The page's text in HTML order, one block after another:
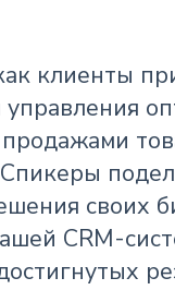
клиенты
управления
своих
CRM-